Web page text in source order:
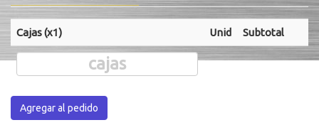
Cajas (x1) Unid Subtotal
Agregar al pedido